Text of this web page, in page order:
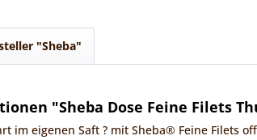
"Sheba"
"Sheba Dose Feine Filets
im eigenen Saft ? mit Sheba® Feine Filets